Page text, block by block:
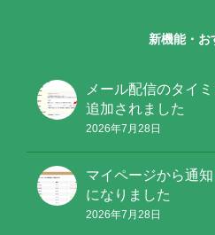
新機能・お
メール配信のタイ
追加されました
2026年7月28日
マイページから通
になりました
2026年7月28日